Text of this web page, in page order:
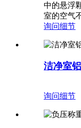
中的悬浮
室的空气
询问细节
洁净室
询问细节